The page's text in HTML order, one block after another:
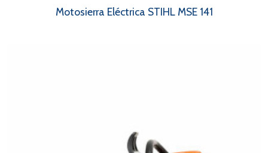
Motosierra Eléctrica STIHL MSE 141